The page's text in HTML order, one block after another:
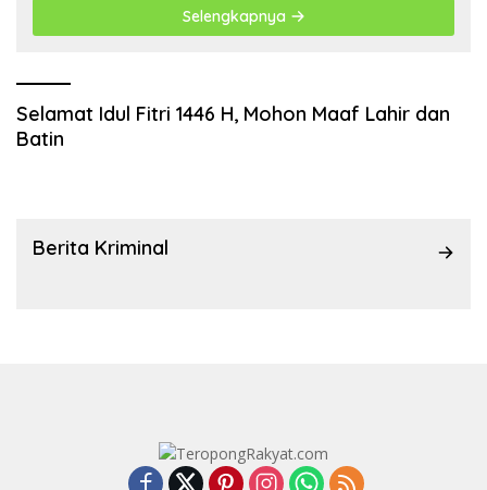
Selengkapnya
Selamat Idul Fitri 1446 H, Mohon Maaf Lahir dan
Batin
Berita Kriminal